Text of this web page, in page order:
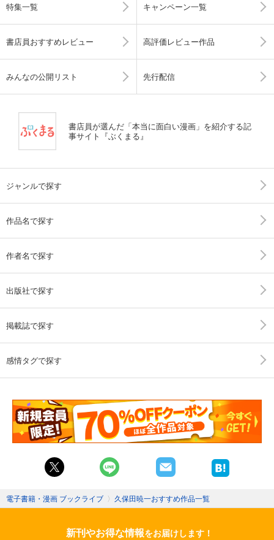
特集一覧 キャンペーン一覧
書店員おすすめレビュー 高評価レビュー作品
みんなの公開リスト 先行配信
書店員が選んだ「本当に面白い漫画」を紹介する記
事サイト『ぶくまる』
ジャンルで探す
作品名で探す
作者名で探す
出版社で探す
掲載誌で探す
感情タグで探す
電子書籍・漫画 ブックライブ 〉 久保田暁一おすすめ作品一覧
新刊やお得な情報をお届けします！